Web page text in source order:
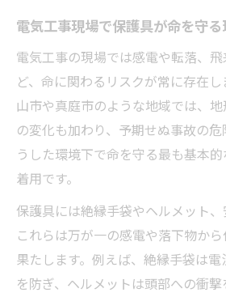
電気工事現場で保護具が命を守る
電気工事の現場では感電や転落、
ど、命に関わるリスクが常に存在
山市や真庭市のような地域では、
の変化も加わり、予期せぬ事故の
うした環境下で命を守る最も基本
着用です。
保護具には絶縁手袋やヘルメット、
これらは万が一の感電や落下物か
果たします。例えば、絶縁手袋は
を防ぎ、ヘルメットは頭部への衝